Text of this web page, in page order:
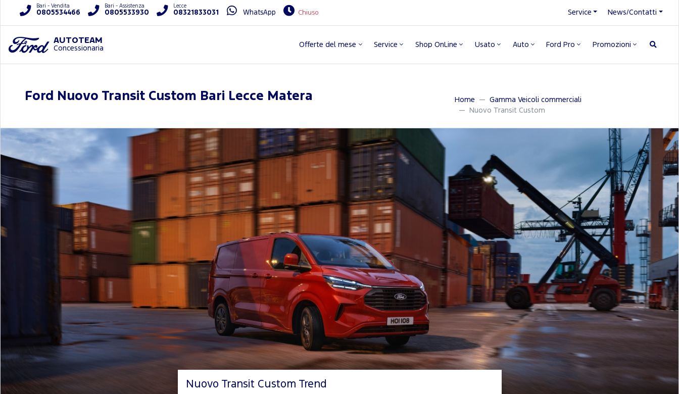
Bari - Vendita
0805534466
Bari - Assistenza
0805533930
Lecce
08321833031 WhatsApp Chiuso Service News/Contatti
AUTOTEAM
Concessionaria Offerte del mese Service Shop OnLine Usato Auto Ford Pro Promozioni
Ford Nuovo Transit Custom Bari Lecce Matera Home
Gamma Veicoli commerciali
Nuovo Transit Custom
Nuovo Transit Custom Trend